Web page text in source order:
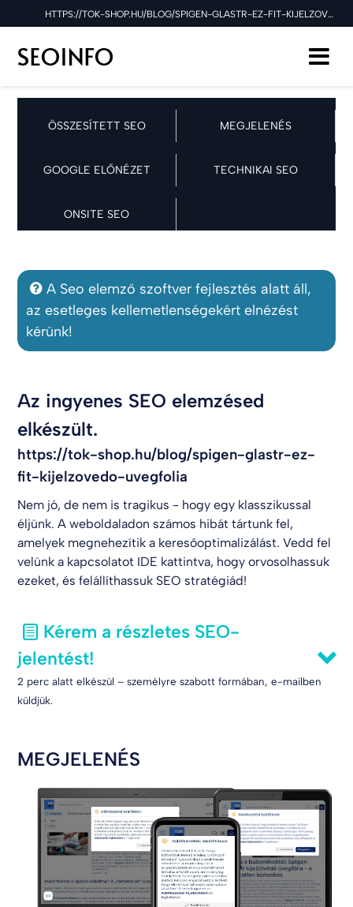
HTTPS://TOK-SHOP.HU/BLOG/SPIGEN-GLASTR-EZ-FIT-KIJELZOVEDO-UVEGFOLIA SEO ELLENŐRZÉSE A 2026.03.17 NAPON
ÖSSZESÍTETT SEO MEGJELENÉS
GOOGLE ELŐNÉZET TECHNIKAI SEO
ONSITE SEO
A Seo elemző szoftver fejlesztés alatt áll,
az esetleges kellemetlenségekért elnézést
kérünk!
Az ingyenes SEO elemzésed
elkészült.
https://tok-shop.hu/blog/spigen-glastr-ez-
fit-kijelzovedo-uvegfolia
Nem jó, de nem is tragikus - hogy egy klasszikussal
éljünk. A weboldaladon számos hibát tártunk fel,
amelyek megnehezítik a keresőoptimalizálást. Vedd fel
velünk a kapcsolatot IDE kattintva, hogy orvosolhassuk
ezeket, és felállíthassuk SEO stratégiád!
Kérem a részletes SEO-
jelentést!
2 perc alatt elkészül – személyre szabott formában, e-mailben
küldjük.
MEGJELENÉS